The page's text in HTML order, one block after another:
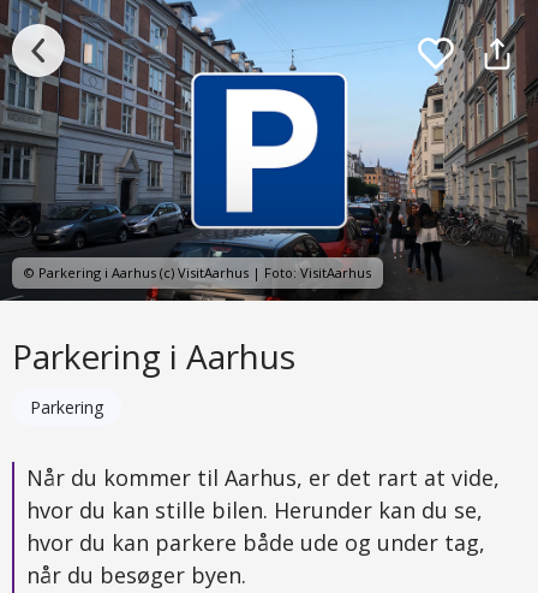
© Parkering i Aarhus (c) VisitAarhus | Foto: VisitAarhus
Parkering i Aarhus
Parkering
Når du kommer til Aarhus, er det rart at vide,
hvor du kan stille bilen. Herunder kan du se,
hvor du kan parkere både ude og under tag,
når du besøger byen.